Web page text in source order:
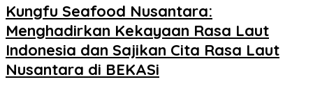
Kungfu Seafood Nusantara:
Menghadirkan Kekayaan Rasa Laut
Indonesia dan Sajikan Cita Rasa Laut
Nusantara di BEKASi